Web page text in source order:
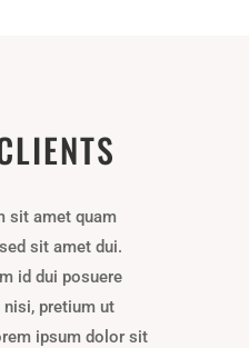
sit amet quam
sit amet dui.
id dui posuere
nisi, pretium ut
ipsum dolor sit